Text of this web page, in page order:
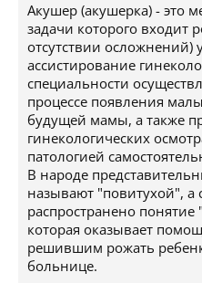
Акушер (акушерка) - это
задачи которого входит
отсутствии
ассистирование
специальности
процессе появления
будущей мамы, а также
гинекологических
патологией
В народе
называют "повитухой", а
распространено
которая оказывает
решившим рожать
больнице.